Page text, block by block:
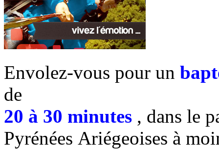
Envolez-vous pour un
de
20 à 30 minutes , dans le
Pyrénées Ariégeoises à